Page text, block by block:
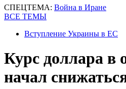
СПЕЦТЕМА: Война в Иране
ВСЕ ТЕМЫ
Вступление Украины в ЕС
Курс доллара в
начал